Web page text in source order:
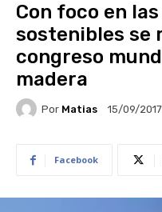
Con foco en
sostenibles se
congreso
madera
Por Matias 15/09/2017
Facebook